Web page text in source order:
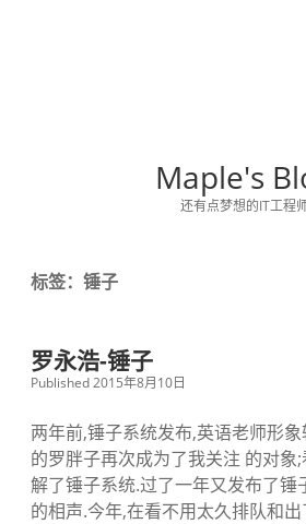
Maple's
还有点梦想的IT工程
标签：锤子
罗永浩-锤子
Published 2015年8月10日
两年前,锤子系统发布,英语老师形
的罗胖子再次成为了我关注 的对象
解了锤子系统.过了一年又发布了锤
的相声.今年,在看不用太久排队和